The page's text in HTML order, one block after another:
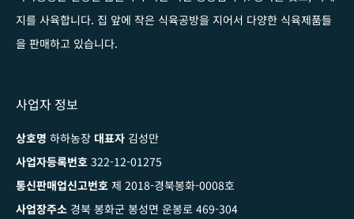
지를 사육합니다. 집 앞에 작은 식육공방을 지어서 다양한 식육제품들
을 판매하고 있습니다.
사업자 정보
상호명 하하농장 대표자 김성만
사업자등록번호 322-12-01275
통신판매업신고번호 제 2018-경북봉화-0008호
사업장주소 경북 봉화군 봉성면 운봉로 469-304